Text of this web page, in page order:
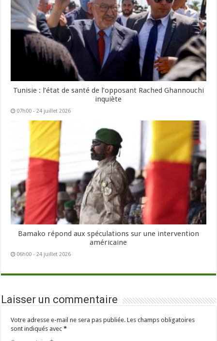
Tunisie : l’état de santé de l’opposant Rached Ghannouchi
inquiète
07h00 - 24 juillet 2026
Bamako répond aux spéculations sur une intervention
américaine
06h00 - 24 juillet 2026
Laisser un commentaire
Votre adresse e-mail ne sera pas publiée. Les champs obligatoires
sont indiqués avec*